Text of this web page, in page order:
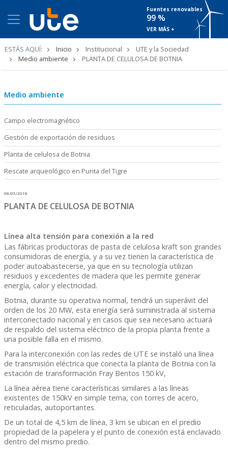
Fuentes renovables
99 %
VER MÁS +
ESTÁS AQUÍ: Inicio Institucional
UTE y la Sociedad
Medio ambiente
PLANTA DE CELULOSA DE BOTNIA
Medio ambiente
Campo electromagnético
Gestión de exportación de residuos
Planta de celulosa de Botnia
Rescate arqueológico en Punta del Tigre
08/05/2018
PLANTA DE CELULOSA DE BOTNIA
Línea alta tensión para conexión a la red
Las fábricas productoras de pasta de celulosa kraft son grandes
consumidoras de energía, y a su vez tienen la característica de
poder autoabastecerse, ya que en su tecnología utilizan
residuos y excedentes de madera que les permite generar
energía, calor y electricidad.
Botnia, durante su operativa normal, tendrá un superávit del
orden de los 20 MW, esta energía será suministrada al sistema
interconectado nacional y en casos que sea necesario actuará
de respaldo del sistema eléctrico de la propia planta frente a
una posible falla en el mismo.
Para la interconexión con las redes de UTE se instaló una línea
de transmisión eléctrica que conecta la planta de Botnia con la
estación de transformación Fray Bentos 150 kV,
La línea aérea tiene características similares a las líneas
existentes de 150kV en simple terna, con torres de acero,
reticuladas, autoportantes.
De un total de 4,5 km de línea, 3 km se ubican en el predio
propiedad de la papelera y el punto de conexión está enclavado
dentro del mismo predio.